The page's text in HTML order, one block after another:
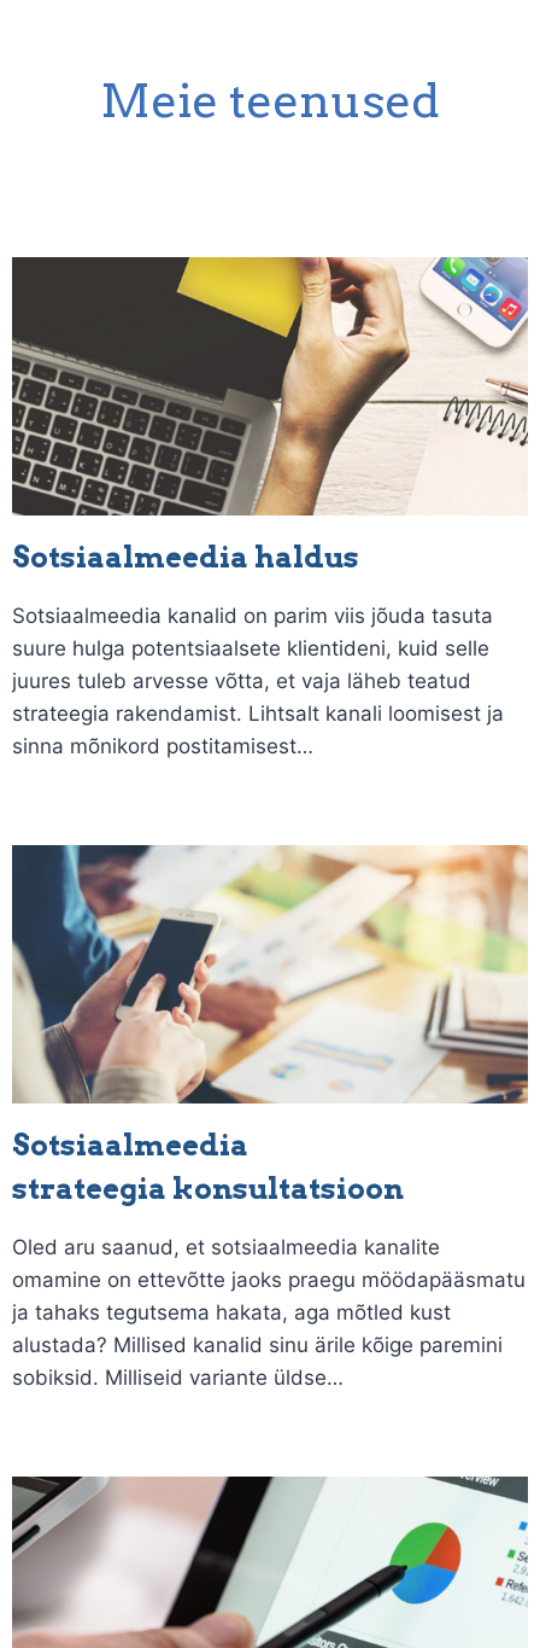
Meie teenused
Sotsiaalmeedia haldus
Sotsiaalmeedia kanalid on parim viis jõuda tasuta
suure hulga potentsiaalsete klientideni, kuid selle
juures tuleb arvesse võtta, et vaja läheb teatud
strateegia rakendamist. Lihtsalt kanali loomisest ja
sinna mõnikord postitamisest…
Sotsiaalmeedia
strateegia konsultatsioon
Oled aru saanud, et sotsiaalmeedia kanalite
omamine on ettevõtte jaoks praegu möödapääsmatu
ja tahaks tegutsema hakata, aga mõtled kust
alustada? Millised kanalid sinu ärile kõige paremini
sobiksid. Milliseid variante üldse…